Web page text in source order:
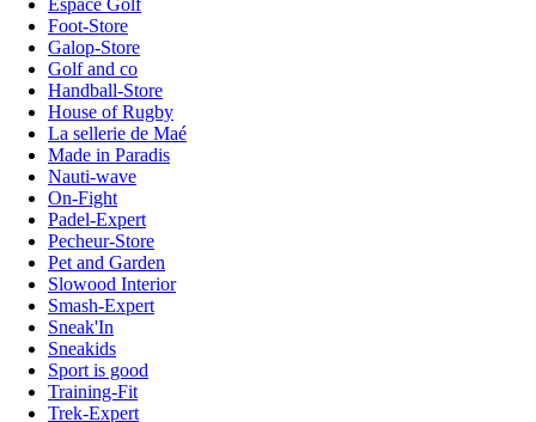
Foot-Store
Galop-Store
Golf and co
Handball-Store
House of Rugby
La sellerie de Maé
Made in Paradis
Nauti-wave
On-Fight
Padel-Expert
Pecheur-Store
Pet and Garden
Slowood Interior
Smash-Expert
Sneak'In
Sneakids
Sport is good
Training-Fit
Trek-Expert